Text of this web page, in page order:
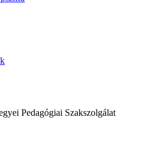
Pedagógiai Szakszolgálat